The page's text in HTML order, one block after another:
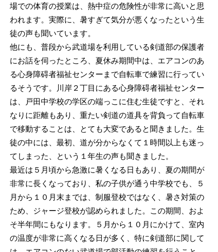
場での体育の授業は、熱中症の危険性が非常に高いと思
われます。実際に、暑すぎて気分が悪くなったという生
徒の声も聞いています。
他にも、普段から武道場を利用している剣道部の保護者
にお話を伺ったところ、夏休み期間中は、エアコンのあ
る心身障碍者福祉センターまで自転車で練習に行ってい
るそうです。川岸２丁目にある心身障碍者福祉センター
は、戸田中学校の学区の端っこに住む生徒ですと、それ
なりに距離もあり、重たい剣道の道具を背負って自転車
で移動することは、とても大変であると聞きました。生
徒の中には、最初、道が分からなくて１時間以上も迷っ
てしまった、という１年生の声も聞きました。
最近は５月頃から急激に暑くなる日もあり、夏の期間が
非常に長くなっており、私の子供が通う中学校でも、５
月から１０月末までは、制服登校ではなく、暑さ対策の
ため、ジャージ登校が認められました。この期間、およ
そ半年間にもなります。５月から１０月にかけて、室内
の温度が非常に高くなる日が多く、特に剣道部に関して